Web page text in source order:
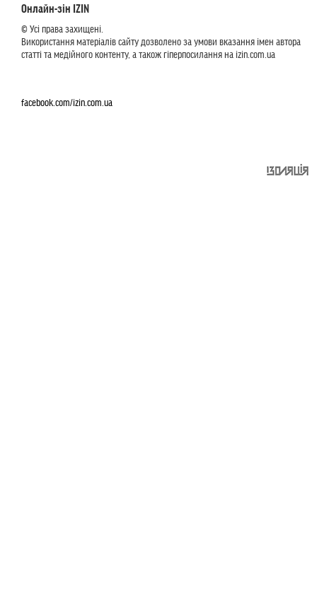
Онлайн-зін IZIN
© Усі права захищені.
Використання матеріалів сайту дозволено за умови вказання імен автора
статті та медійного контенту, а також гіперпосилання на izin.com.ua
facebook.com/izin.com.ua